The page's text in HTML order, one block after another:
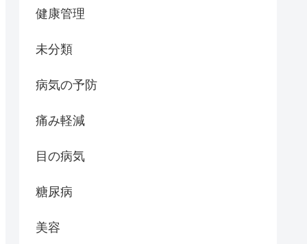
健康管理
未分類
病気の予防
痛み軽減
目の病気
糖尿病
美容